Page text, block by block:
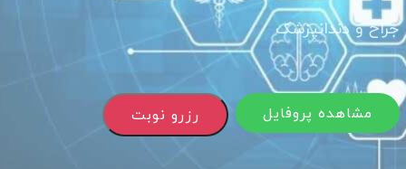
جراح و دندانپزشک
رزرو نوبت مشاهده پروفایل